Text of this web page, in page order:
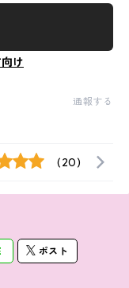
け
通報する
(20)
ポスト